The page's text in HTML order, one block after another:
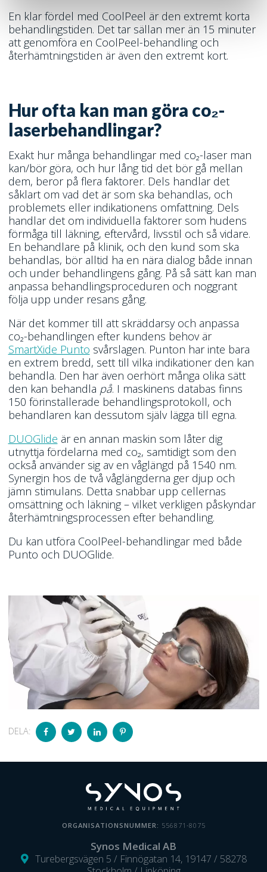
En klar fördel med CoolPeel är den extremt korta
behandlingstiden. Det tar sällan mer än 15 minuter
att genomföra en CoolPeel-behandling och
återhämtningstiden är även den extremt kort.
Hur ofta kan man göra co₂-
laserbehandlingar?
Exakt hur många behandlingar med co₂-laser man
kan/bör göra, och hur lång tid det bör gå mellan
dem, beror på flera faktorer. Dels handlar det
såklart om vad det är som ska behandlas, och
problemets eller indikationens omfattning. Dels
handlar det om individuella faktorer som hudens
förmåga till läkning, eftervård, livsstil och så vidare.
En behandlare på klinik, och den kund som ska
behandlas, bör alltid ha en nära dialog både innan
och under behandlingens gång. På så sätt kan man
anpassa behandlingsproceduren och noggrant
följa upp under resans gång.
När det kommer till att skräddarsy och anpassa
co₂-behandlingen efter kundens behov är
SmartXide Punto svårslagen. Punton har inte bara
en extrem bredd, sett till vilka indikationer den kan
behandla. Den har även oerhört många olika sätt
den kan behandla på. I maskinens databas finns
150 förinstallerade behandlingsprotokoll, och
behandlaren kan dessutom själv lägga till egna.
DUOGlide är en annan maskin som låter dig
utnyttja fördelarna med co₂, samtidigt som den
också använder sig av en våglängd på 1540 nm.
Synergin hos de två våglängderna ger djup och
jämn stimulans. Detta snabbar upp cellernas
omsättning och läkning – vilket verkligen påskyndar
återhämtningsprocessen efter behandling.
Du kan utföra CoolPeel-behandlingar med både
Punto och DUOGlide.
DELA:
ORGANISATIONSNUMMER: 556871-8075
Synos Medical AB
Turebergsvägen 5 / Finnögatan 14, 19147 / 58278